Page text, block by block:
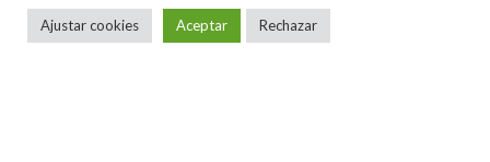
Ajustar cookies Aceptar Rechazar